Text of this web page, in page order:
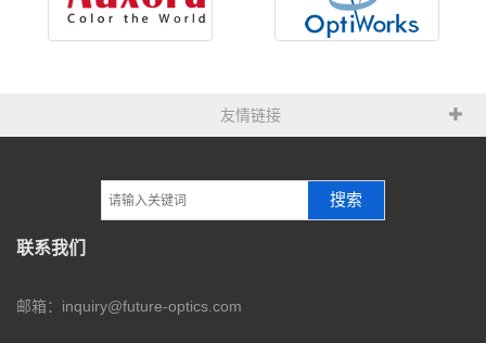
友情链接
搜索
联系我们
邮箱：inquiry@future-optics.com